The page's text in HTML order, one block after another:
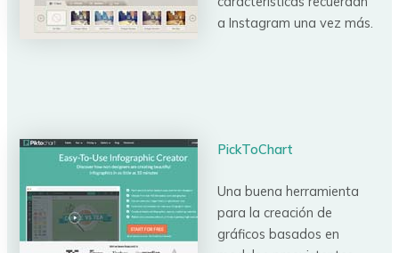
a Instagram una vez más.
PickToChart
Una buena herramienta
para la creación de
gráficos basados en